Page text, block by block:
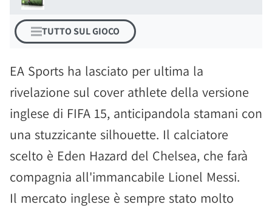
TUTTO SUL GIOCO
EA Sports ha lasciato per ultima la
rivelazione sul cover athlete della versione
inglese di FIFA 15, anticipandola stamani con
una stuzzicante silhouette. Il calciatore
scelto è Eden Hazard del Chelsea, che farà
compagnia all'immancabile Lionel Messi.
Il mercato inglese è sempre stato molto